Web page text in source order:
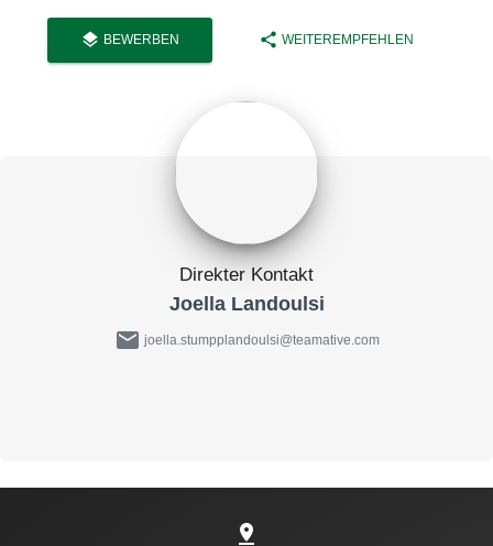
layers BEWERBEN share WEITEREMPFEHLEN
Direkter Kontakt
Joella Landoulsi
mail joella.stumpplandoulsi@teamative.com
pin_drop